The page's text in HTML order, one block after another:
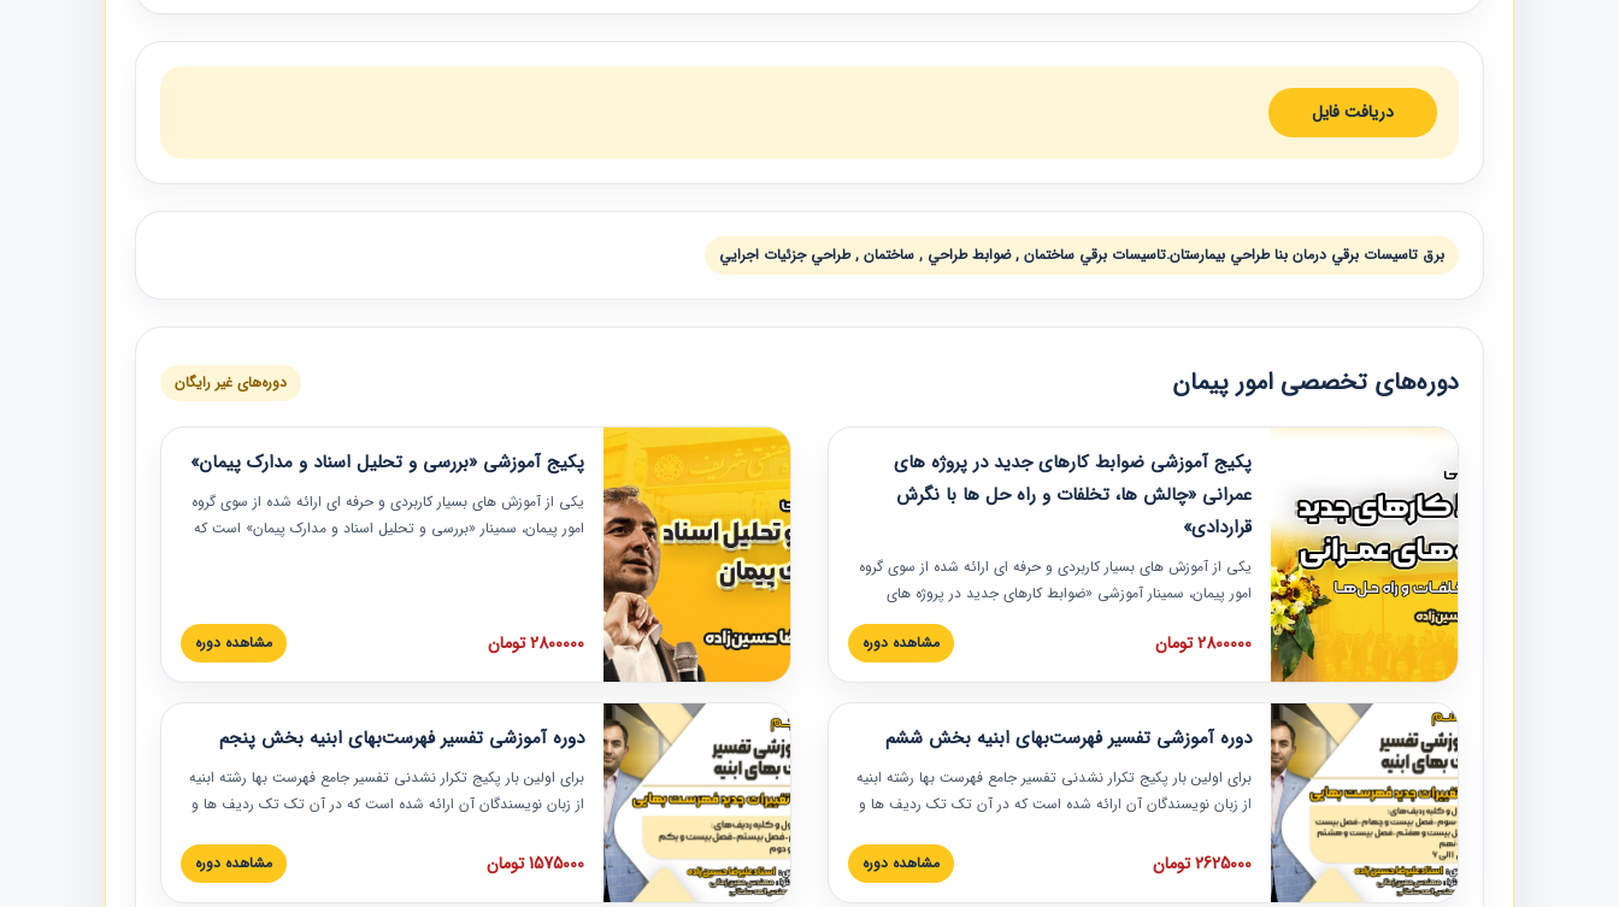
دریافت فایل
برق تاسيسات برقي درمان بنا طراحي بيمارستان.تاسيسات برقي ساختمان , ضوابط طراحي , ساختمان , طراحي جزئيات اجرايي
دوره‌های تخصصی امور پیمان دوره‌های غیر رایگان
پکیج آموزشی ضوابط کارهای جدید در پروژه های
عمرانی «چالش ها، تخلفات و راه حل ها با نگرش
قراردادی»
یکی از آموزش‏‏‏‏‏‏ های بسیار کاربردی و حرفه‏ ای ارائه شده از سوی گروه
امور پیمان، سمینار آموزشی «ضوابط کارهای جدید در پروژه های
عمرانی» چالش ها، تخلفات و راه حل ها با نگرش قراردادی است که
در محل سندیکای شرکت های ساختمانی کشور ارائه شد. در این
به همراه تجربیات عملی ارائه شده است.
2800000 تومان مشاهده دوره
پکیج آموزشی «بررسی و تحلیل اسناد و مدارک پیمان»
یکی از آموزش‏‏‏‏‏‏ های بسیار کاربردی و حرفه‏ ای ارائه شده از سوی گروه
امور پیمان، سمینار «بررسی و تحلیل اسناد و مدارک پیمان» است که
عملی در این خصوص ارائه شده است.
2800000 تومان مشاهده دوره
دوره آموزشی تفسیر فهرست‌بهای ابنیه بخش ششم
برای اولین بار پکیج تکرار نشدنی تفسیر جامع فهرست بها رشته ابنیه
از زبان نویسندگان آن ارائه شده است که در آن تک تک ردیف ها و
تصویری بوده و به همراه تصاویر عملیات اجرایی مرتبط با ردیف های
فهرست بها ارائه شده است. این دوره با کلام مهندس
2625000 تومان مشاهده دوره
دوره آموزشی تفسیر فهرست‌بهای ابنیه بخش پنجم
برای اولین بار پکیج تکرار نشدنی تفسیر جامع فهرست بها رشته ابنیه
از زبان نویسندگان آن ارائه شده است که در آن تک تک ردیف ها و
تصویری بوده و به همراه تصاویر عملیات اجرایی مرتبط با ردیف های
فهرست بها ارائه شده است. این دوره با کلام مهندس
1575000 تومان مشاهده دوره